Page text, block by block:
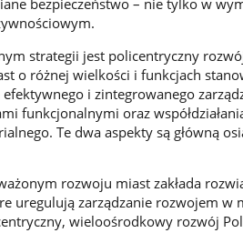
bezpieczeństwo – nie tylko w
strategii jest policentryczny
o różnej wielkości i funkcjach
i zintegrowanego
funkcjonalnymi oraz
Te dwa aspekty są główną
rozwoju miast zakłada
uregulują zarządzanie rozwojem w
wieloośrodkowy rozwój